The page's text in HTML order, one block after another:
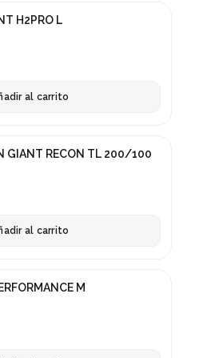
H2PRO L
al carrito
GIANT RECON TL 200/100
al carrito
M